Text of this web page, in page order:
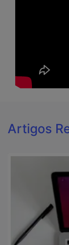
Artigos